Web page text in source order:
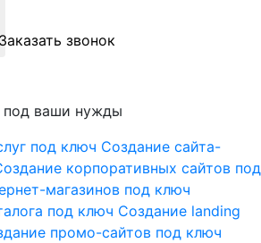
Заказать звонок
ваши нужды
под ключ Создание сайта-
корпоративных сайтов под
магазинов под ключ
под ключ Создание landing
промо-сайтов под ключ